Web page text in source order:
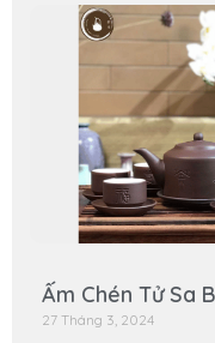
Ấm Chén Tử Sa
27 Tháng 3, 2024